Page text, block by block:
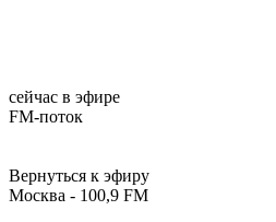
сейчас в эфире
FM-поток
Вернуться к эфиру
Москва - 100,9 FM